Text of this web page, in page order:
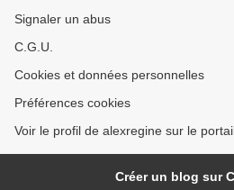
Signaler un abus
C.G.U.
Cookies et données personnelles
Préférences cookies
Voir le profil de alexregine sur le
Créer un blog sur